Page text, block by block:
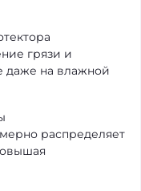
грязи и
даже на влажной
распределяет